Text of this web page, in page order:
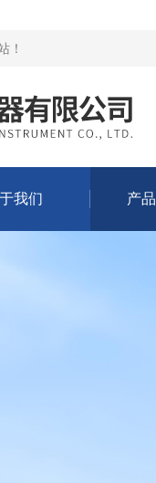
！
我们 产